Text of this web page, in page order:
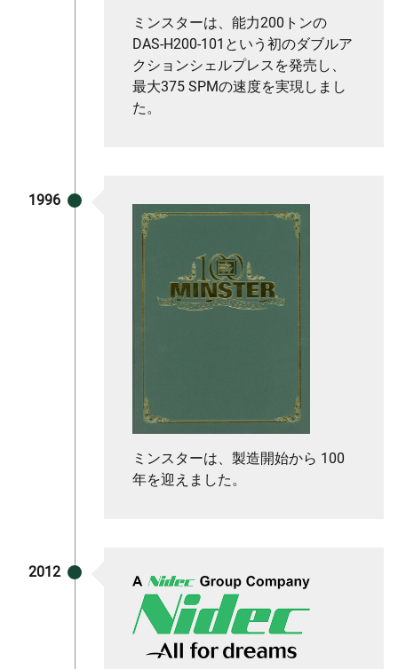
ミンスターは、能力200トンの
DAS-H200-101という初のダブルア
クションシェルプレスを発売し、
最大375 SPMの速度を実現しまし
た。
1996
ミンスターは、製造開始から 100
年を迎えました。
2012